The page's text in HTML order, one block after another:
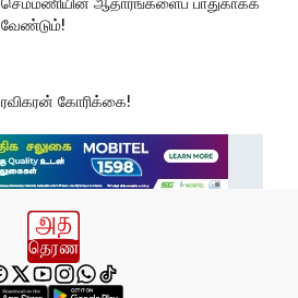
வேண்டும்!
ரவிகரன் கோரிக்கை!
அரசின் நடவடிக்கை தான் என்ன?
ஹட்டன் - கொழும்பு வீதியில் மீண்டும்
போக்குவரத்து!